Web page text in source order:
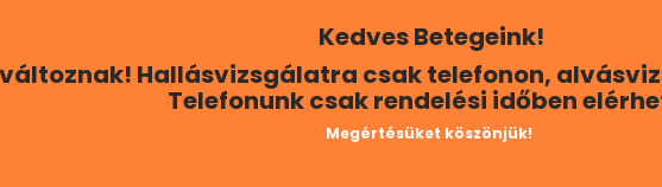
Kedves Betegeink!
Hallásvizsgálatra csak telefonon,
Telefonunk csak rendelési időben
Megértésüket köszönjük!